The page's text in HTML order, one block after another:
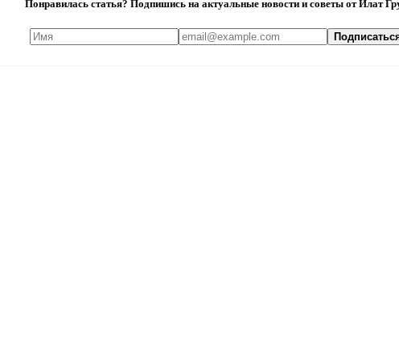
Понравилась статья? Подпишись на актуальные новости и советы от Илат